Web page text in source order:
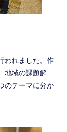
われました。作
地域の課題解
のテーマに分か